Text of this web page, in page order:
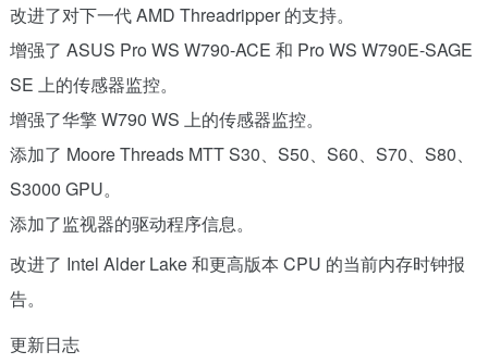
改进了对下一代 AMD Threadripper 的支持。
增强了 ASUS Pro WS W790-ACE 和 Pro WS W790E-SAGE
SE 上的传感器监控。
增强了华擎 W790 WS 上的传感器监控。
添加了 Moore Threads MTT S30、S50、S60、S70、S80、
S3000 GPU。
添加了监视器的驱动程序信息。
改进了 Intel Alder Lake 和更高版本 CPU 的当前内存时钟报
告。
更新日志